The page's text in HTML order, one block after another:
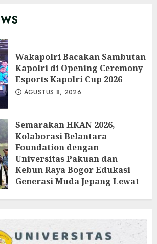
Wakapolri Bacakan Sambutan
Kapolri di Opening Ceremony
Esports Kapolri Cup 2026
AGUSTUS 8, 2026
Semarakan HKAN 2026,
Kolaborasi Belantara
Foundation dengan
Universitas Pakuan dan
Kebun Raya Bogor Edukasi
Generasi Muda Jepang Lewat